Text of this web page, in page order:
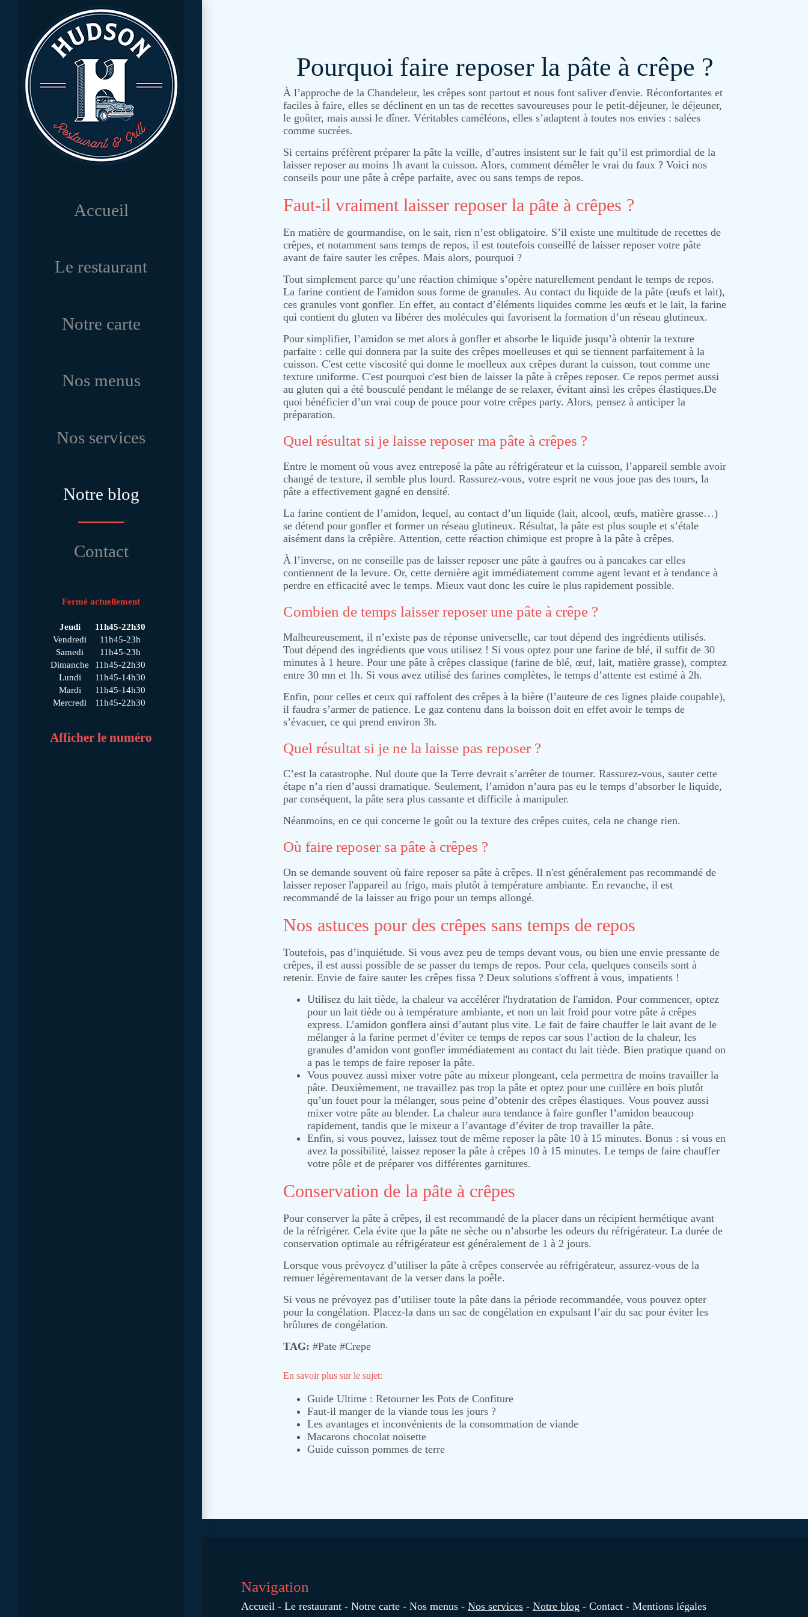
Accueil
Le restaurant
Notre carte
Nos menus
Nos services
Notre blog
Contact
Fermé actuellement
Jeudi
11h45-22h30
Vendredi
11h45-23h
Samedi
11h45-23h
Dimanche
11h45-22h30
Lundi
11h45-14h30
Mardi
11h45-14h30
Mercredi
11h45-22h30
Afficher le numéro
Pourquoi faire reposer la pâte à crêpe ?
À l’approche de la Chandeleur, les crêpes sont partout et nous font saliver d'envie. Réconfortantes et
faciles à faire, elles se déclinent en un tas de recettes savoureuses pour le petit-déjeuner, le déjeuner,
le goûter, mais aussi le dîner. Véritables caméléons, elles s’adaptent à toutes nos envies : salées
comme sucrées.
Si certains préfèrent préparer la pâte la veille, d’autres insistent sur le fait qu’il est primordial de la
laisser reposer au moins 1h avant la cuisson. Alors, comment démêler le vrai du faux ? Voici nos
conseils pour une pâte à crêpe parfaite, avec ou sans temps de repos.
Faut-il vraiment laisser reposer la pâte à crêpes ?
En matière de gourmandise, on le sait, rien n’est obligatoire. S’il existe une multitude de recettes de
crêpes, et notamment sans temps de repos, il est toutefois conseillé de laisser reposer votre pâte
avant de faire sauter les crêpes. Mais alors, pourquoi ?
Tout simplement parce qu’une réaction chimique s’opère naturellement pendant le temps de repos.
La farine contient de l'amidon sous forme de granules. Au contact du liquide de la pâte (œufs et lait),
ces granules vont gonfler. En effet, au contact d’éléments liquides comme les œufs et le lait, la farine
qui contient du gluten va libérer des molécules qui favorisent la formation d’un réseau glutineux.
Pour simplifier, l’amidon se met alors à gonfler et absorbe le liquide jusqu’à obtenir la texture
parfaite : celle qui donnera par la suite des crêpes moelleuses et qui se tiennent parfaitement à la
cuisson. C'est cette viscosité qui donne le moelleux aux crêpes durant la cuisson, tout comme une
texture uniforme. C'est pourquoi c'est bien de laisser la pâte à crêpes reposer. Ce repos permet aussi
au gluten qui a été bousculé pendant le mélange de se relaxer, évitant ainsi les crêpes élastiques.De
quoi bénéficier d’un vrai coup de pouce pour votre crêpes party. Alors, pensez à anticiper la
préparation.
Quel résultat si je laisse reposer ma pâte à crêpes ?
Entre le moment où vous avez entreposé la pâte au réfrigérateur et la cuisson, l’appareil semble avoir
changé de texture, il semble plus lourd. Rassurez-vous, votre esprit ne vous joue pas des tours, la
pâte a effectivement gagné en densité.
La farine contient de l’amidon, lequel, au contact d’un liquide (lait, alcool, œufs, matière grasse…)
se détend pour gonfler et former un réseau glutineux. Résultat, la pâte est plus souple et s’étale
aisément dans la crêpière. Attention, cette réaction chimique est propre à la pâte à crêpes.
À l’inverse, on ne conseille pas de laisser reposer une pâte à gaufres ou à pancakes car elles
contiennent de la levure. Or, cette dernière agit immédiatement comme agent levant et à tendance à
perdre en efficacité avec le temps. Mieux vaut donc les cuire le plus rapidement possible.
Combien de temps laisser reposer une pâte à crêpe ?
Malheureusement, il n’existe pas de réponse universelle, car tout dépend des ingrédients utilisés.
Tout dépend des ingrédients que vous utilisez ! Si vous optez pour une farine de blé, il suffit de 30
minutes à 1 heure. Pour une pâte à crêpes classique (farine de blé, œuf, lait, matière grasse), comptez
entre 30 mn et 1h. Si vous avez utilisé des farines complètes, le temps d’attente est estimé à 2h.
Enfin, pour celles et ceux qui raffolent des crêpes à la bière (l’auteure de ces lignes plaide coupable),
il faudra s’armer de patience. Le gaz contenu dans la boisson doit en effet avoir le temps de
s’évacuer, ce qui prend environ 3h.
Quel résultat si je ne la laisse pas reposer ?
C’est la catastrophe. Nul doute que la Terre devrait s’arrêter de tourner. Rassurez-vous, sauter cette
étape n’a rien d’aussi dramatique. Seulement, l’amidon n’aura pas eu le temps d’absorber le liquide,
par conséquent, la pâte sera plus cassante et difficile à manipuler.
Néanmoins, en ce qui concerne le goût ou la texture des crêpes cuites, cela ne change rien.
Où faire reposer sa pâte à crêpes ?
On se demande souvent où faire reposer sa pâte à crêpes. Il n'est généralement pas recommandé de
laisser reposer l'appareil au frigo, mais plutôt à température ambiante. En revanche, il est
recommandé de la laisser au frigo pour un temps allongé.
Nos astuces pour des crêpes sans temps de repos
Toutefois, pas d’inquiétude. Si vous avez peu de temps devant vous, ou bien une envie pressante de
crêpes, il est aussi possible de se passer du temps de repos. Pour cela, quelques conseils sont à
retenir. Envie de faire sauter les crêpes fissa ? Deux solutions s'offrent à vous, impatients !
Utilisez du lait tiède, la chaleur va accélérer l'hydratation de l'amidon. Pour commencer, optez
pour un lait tiède ou à température ambiante, et non un lait froid pour votre pâte à crêpes
express. L’amidon gonflera ainsi d’autant plus vite. Le fait de faire chauffer le lait avant de le
mélanger à la farine permet d’éviter ce temps de repos car sous l’action de la chaleur, les
granules d’amidon vont gonfler immédiatement au contact du lait tiède. Bien pratique quand on
a pas le temps de faire reposer la pâte.
Vous pouvez aussi mixer votre pâte au mixeur plongeant, cela permettra de moins travailler la
pâte. Deuxièmement, ne travaillez pas trop la pâte et optez pour une cuillère en bois plutôt
qu’un fouet pour la mélanger, sous peine d’obtenir des crêpes élastiques. Vous pouvez aussi
mixer votre pâte au blender. La chaleur aura tendance à faire gonfler l’amidon beaucoup
rapidement, tandis que le mixeur a l’avantage d’éviter de trop travailler la pâte.
Enfin, si vous pouvez, laissez tout de même reposer la pâte 10 à 15 minutes. Bonus : si vous en
avez la possibilité, laissez reposer la pâte à crêpes 10 à 15 minutes. Le temps de faire chauffer
votre pôle et de préparer vos différentes garnitures.
Conservation de la pâte à crêpes
Pour conserver la pâte à crêpes, il est recommandé de la placer dans un récipient hermétique avant
de la réfrigérer. Cela évite que la pâte ne sèche ou n’absorbe les odeurs du réfrigérateur. La durée de
conservation optimale au réfrigérateur est généralement de 1 à 2 jours.
Lorsque vous prévoyez d’utiliser la pâte à crêpes conservée au réfrigérateur, assurez-vous de la
remuer légèrementavant de la verser dans la poêle.
Si vous ne prévoyez pas d’utiliser toute la pâte dans la période recommandée, vous pouvez opter
pour la congélation. Placez-la dans un sac de congélation en expulsant l’air du sac pour éviter les
brûlures de congélation.
TAG: #Pate #Crepe
En savoir plus sur le sujet:
Guide Ultime : Retourner les Pots de Confiture
Faut-il manger de la viande tous les jours ?
Les avantages et inconvénients de la consommation de viande
Macarons chocolat noisette
Guide cuisson pommes de terre
Navigation
Accueil Le restaurant Notre carte Nos menus Nos services Notre blog Contact
Mentions légales